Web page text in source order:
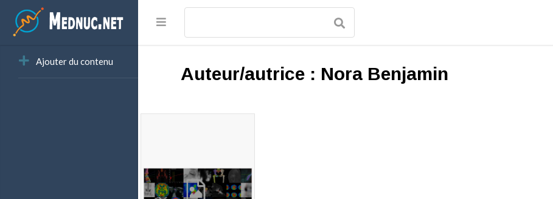
Ajouter du contenu
Auteur/autrice : Nora Benjamin